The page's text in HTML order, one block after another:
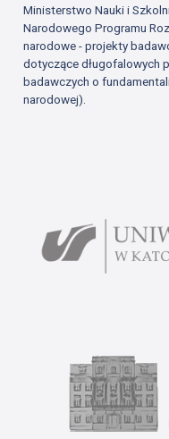
Ministerstwo Nauki i
Narodowego Programu
narodowe - projekty
dotyczące długofalowych
badawczych o
narodowej).